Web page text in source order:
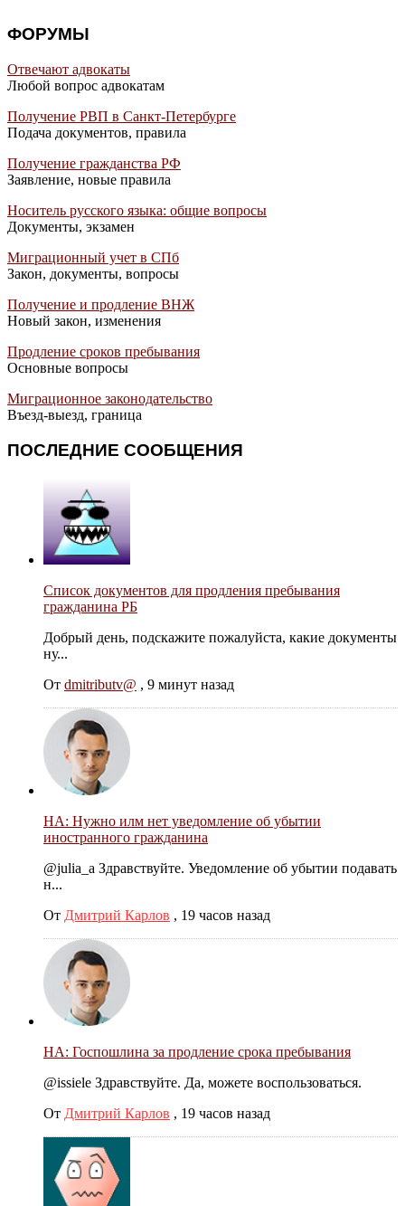
ФОРУМЫ
Отвечают адвокаты
Любой вопрос адвокатам
Получение РВП в Санкт-Петербурге
Подача документов, правила
Получение гражданства РФ
Заявление, новые правила
Носитель русского языка: общие вопросы
Документы, экзамен
Миграционный учет в СПб
Закон, документы, вопросы
Получение и продление ВНЖ
Новый закон, изменения
Продление сроков пребывания
Основные вопросы
Миграционное законодательство
Въезд-выезд, граница
ПОСЛЕДНИЕ СООБЩЕНИЯ
Список документов для продления пребывания
гражданина РБ
Добрый день, подскажите пожалуйста, какие документы
ну...
От dmitributv@ , 9 минут назад
НА: Нужно илм нет уведомление об убытии
иностранного гражданина
@julia_a Здравствуйте. Уведомление об убытии подавать
н...
От Дмитрий Карлов , 19 часов назад
НА: Госпошлина за продление срока пребывания
@issiele Здравствуйте. Да, можете воспользоваться.
От Дмитрий Карлов , 19 часов назад